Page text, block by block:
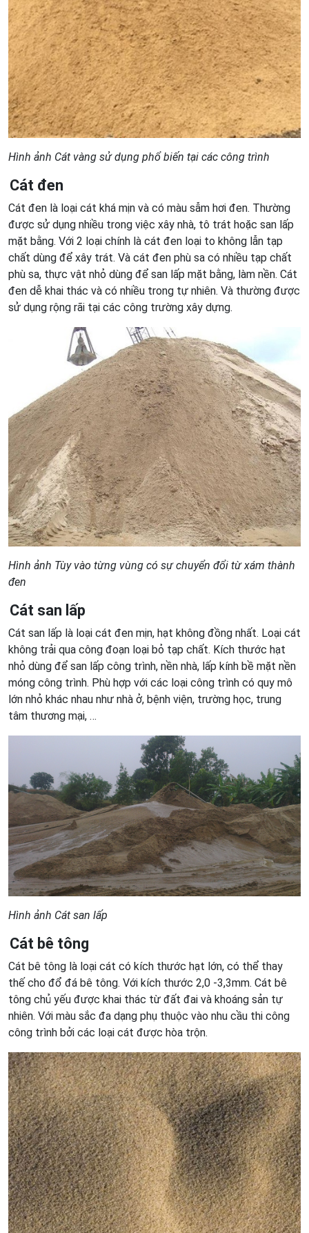
Hình ảnh Cát vàng sử dụng phổ biến tại các công trình
Cát đen
Cát đen là loại cát khá mịn và có màu sẫm hơi đen. Thường
được sử dụng nhiều trong việc xây nhà, tô trát hoặc san lấp
mặt bằng. Với 2 loại chính là cát đen loại to không lẫn tạp
chất dùng để xây trát. Và cát đen phù sa có nhiều tạp chất
phù sa, thực vật nhỏ dùng để san lấp mặt bằng, làm nền. Cát
đen dễ khai thác và có nhiều trong tự nhiên. Và thường được
sử dụng rộng rãi tại các công trường xây dựng.
Hình ảnh Tùy vào từng vùng có sự chuyển đổi từ xám thành
đen
Cát san lấp
Cát san lấp là loại cát đen mịn, hạt không đồng nhất. Loại cát
không trải qua công đoạn loại bỏ tạp chất. Kích thước hạt
nhỏ dùng để san lấp công trình, nền nhà, lấp kính bề mặt nền
móng công trình. Phù hợp với các loại công trình có quy mô
lớn nhỏ khác nhau như nhà ở, bệnh viện, trường học, trung
tâm thương mại, …
Hình ảnh Cát san lấp
Cát bê tông
Cát bê tông là loại cát có kích thước hạt lớn, có thể thay
thế cho đổ đá bê tông. Với kích thước 2,0 -3,3mm. Cát bê
tông chủ yếu được khai thác từ đất đai và khoáng sản tự
nhiên. Với màu sắc đa dạng phụ thuộc vào nhu cầu thi công
công trình bởi các loại cát được hòa trộn.